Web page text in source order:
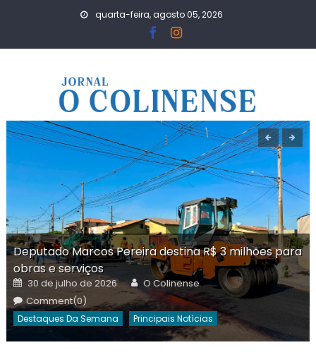
quarta-feira, agosto 05, 2026
Deputado Marcos Pereira destina R$ 3 milhões para
obras e serviços
Posted
on
30 de julho de 2026 Author
O Colinense
Comment(0)
Destaques Da Semana Principais Notícias